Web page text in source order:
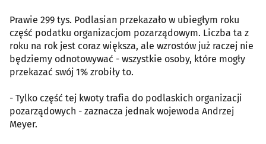
Prawie 299 tys. Podlasian przekazało w ubiegłym roku
część podatku organizacjom pozarządowym. Liczba ta z
roku na rok jest coraz większa, ale wzrostów już raczej nie
będziemy odnotowywać - wszystkie osoby, które mogły
przekazać swój 1% zrobiły to.
- Tylko część tej kwoty trafia do podlaskich organizacji
pozarządowych - zaznacza jednak wojewoda Andrzej
Meyer.